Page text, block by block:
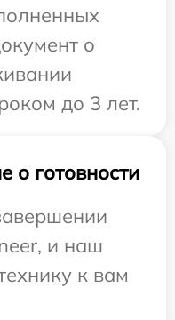
о
до 3 лет.
о готовности
и наш
к вам